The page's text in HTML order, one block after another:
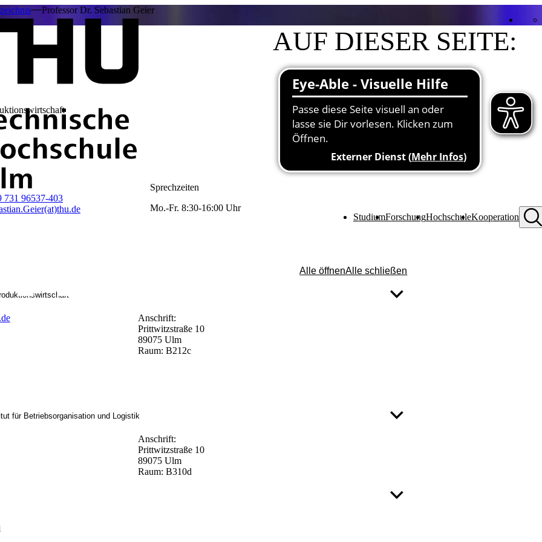
StudiumForschungHochschuleKooperation
Professor Dr. Sebastian Geier
AUF DIESER SEITE:
Kontakt
Funktionen an der Hochschule
Forschungsprojekte
731 96537-403
Sprechzeiten
Mo.-Fr. 8:30-16:00 Uhr
Alle öffnenAlle schließen
Anschrift:
Prittwitzstraße 10
89075 Ulm
Raum: B212c
für Betriebsorganisation und Logistik
Anschrift:
Prittwitzstraße 10
89075 Ulm
Raum: B310d